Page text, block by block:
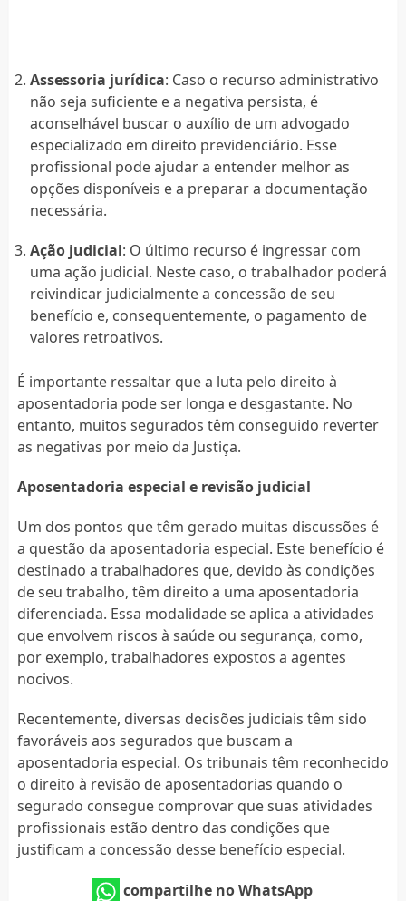
Assessoria jurídica: Caso o recurso administrativo
não seja suficiente e a negativa persista, é
aconselhável buscar o auxílio de um advogado
especializado em direito previdenciário. Esse
profissional pode ajudar a entender melhor as
opções disponíveis e a preparar a documentação
necessária.
Ação judicial: O último recurso é ingressar com
uma ação judicial. Neste caso, o trabalhador poderá
reivindicar judicialmente a concessão de seu
benefício e, consequentemente, o pagamento de
valores retroativos.
É importante ressaltar que a luta pelo direito à
aposentadoria pode ser longa e desgastante. No
entanto, muitos segurados têm conseguido reverter
as negativas por meio da Justiça.
Aposentadoria especial e revisão judicial
Um dos pontos que têm gerado muitas discussões é
a questão da aposentadoria especial. Este benefício é
destinado a trabalhadores que, devido às condições
de seu trabalho, têm direito a uma aposentadoria
diferenciada. Essa modalidade se aplica a atividades
que envolvem riscos à saúde ou segurança, como,
por exemplo, trabalhadores expostos a agentes
nocivos.
Recentemente, diversas decisões judiciais têm sido
favoráveis aos segurados que buscam a
aposentadoria especial. Os tribunais têm reconhecido
o direito à revisão de aposentadorias quando o
segurado consegue comprovar que suas atividades
profissionais estão dentro das condições que
justificam a concessão desse benefício especial.
compartilhe no WhatsApp